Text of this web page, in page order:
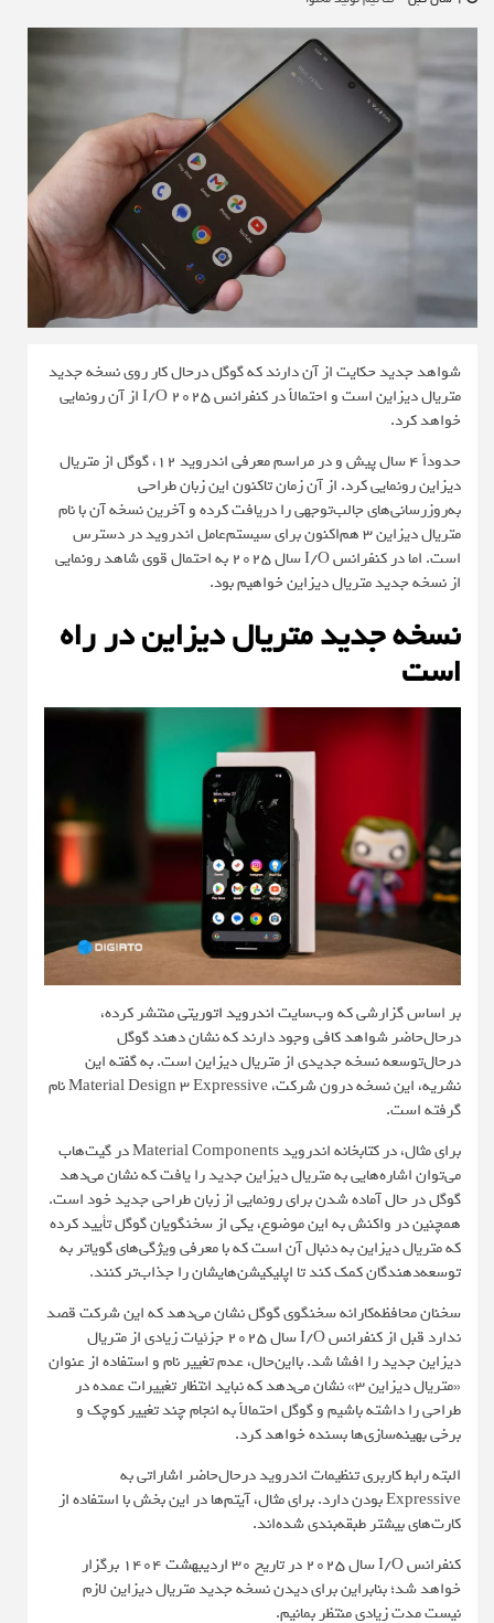
شواهد جدید حکایت از آن دارند که گوگل درحال کار روی نسخه جدید
متریال دیزاین است و احتمالاً در کنفرانس I/O 2025 از آن رونمایی
خواهد کرد.
حدوداً ۴ سال پیش و در مراسم معرفی اندروید ۱۲، گوگل از متریال
دیزاین رونمایی کرد. از آن زمان تاکنون این زبان طراحی
به‌روزرسانی‌های جالب‌توجهی را دریافت کرده و آخرین نسخه آن با نام
متریال دیزاین ۳ هم‌اکنون برای سیستم‌عامل اندروید در دسترس
است. اما در کنفرانس I/O سال ۲۰۲۵ به‌ احتمال‌ قوی شاهد رونمایی
از نسخه جدید متریال دیزاین خواهیم بود.
نسخه جدید متریال دیزاین در راه
است
بر اساس گزارشی که وب‌سایتاندروید اتوریتیمنتشر کرده،
درحال‌حاضر شواهد کافی وجود دارند که نشان دهند گوگل
درحال‌توسعه نسخه جدیدی از متریال دیزاین است. به گفته این
نشریه، این نسخه درون شرکت، Material Design 3 Expressive نام
گرفته است.
برای مثال، در کتابخانه اندروید Material Components در گیت‌هاب
می‌توان اشاره‌هایی به متریال دیزاین جدید را یافت که نشان می‌دهد
گوگل در حال آماده شدن برای رونمایی از زبان طراحی جدید خود است.
همچنین در واکنش به این موضوع، یکی از سخنگویان گوگل تأیید کرده
که متریال دیزاین به دنبال آن است که با معرفی ویژگی‌های گویاتر به
توسعه‌دهندگان کمک کند تا اپلیکیشن‌هایشان را جذاب‌تر کنند.
سخنان محافظه‌کارانه سخنگوی گوگل نشان می‌دهد که این شرکت قصد
ندارد قبل از کنفرانس I/O سال ۲۰۲۵ جزئیات زیادی از متریال
دیزاین جدید را افشا شد. بااین‌حال، عدم تغییر نام و استفاده از عنوان
«متریال دیزاین ۳» نشان می‌دهد که نباید انتظار تغییرات عمده در
طراحی را داشته باشیم و گوگل احتمالاً به انجام چند تغییر کوچک و
برخی بهینه‌سازی‌ها بسنده خواهد کرد.
البته رابط کاربری تنظیمات اندروید درحال‌حاضر اشاراتی به
Expressive بودن دارد. برای مثال، آیتم‌ها در این بخش با استفاده از
کارت‌های بیشتر طبقه‌بندی شده‌اند.
کنفرانس I/O سال ۲۰۲۵ در تاریخ ۳۰ اردیبهشت ۱۴۰۴ برگزار
خواهد شد؛ بنابراین برای دیدن نسخه جدید متریال دیزاین لازم
نیست مدت زیادی منتظر بمانیم.